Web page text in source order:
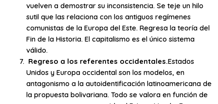
vuelven a demostrar su inconsistencia. Se teje un hilo
sutil que las relaciona con los antiguos regímenes
comunistas de la Europa del Este. Regresa la teoría del
Fin de la Historia. El capitalismo es el único sistema
válido.
Regreso a los referentes occidentales.Estados
Unidos y Europa occidental son los modelos, en
antagonismo a la autoidentificación latinoamericana de
la propuesta bolivariana. Todo se valora en función de